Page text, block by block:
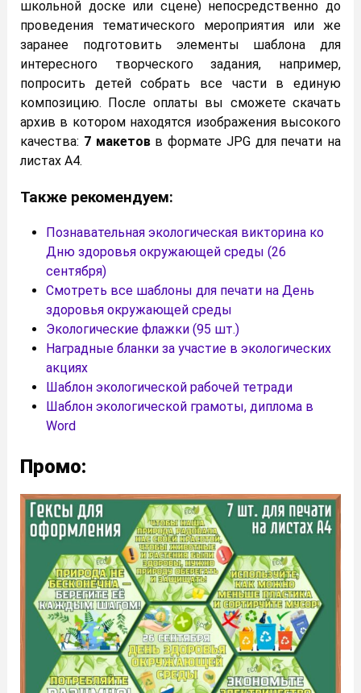
школьной доске или сцене) непосредственно до
проведения тематического мероприятия или же
заранее подготовить элементы шаблона для
интересного творческого задания, например,
попросить детей собрать все части в единую
композицию. После оплаты вы сможете скачать
архив в котором находятся изображения высокого
качества: 7 макетовв формате JPG для печати на
листах A4.
Также рекомендуем:
Познавательная экологическая викторина ко
Дню здоровья окружающей среды (26
сентября)
Смотреть все шаблоны для печати на День
здоровья окружающей среды
Экологические флажки (95 шт.)
Наградные бланки за участие в экологических
акциях
Шаблон экологической рабочей тетради
Шаблон экологической грамоты, диплома в
Word
Промо: